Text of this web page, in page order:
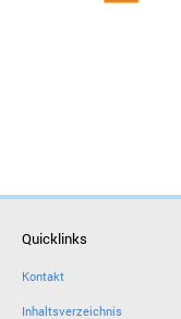
Quicklinks
Kontakt
Inhaltsverzeichnis